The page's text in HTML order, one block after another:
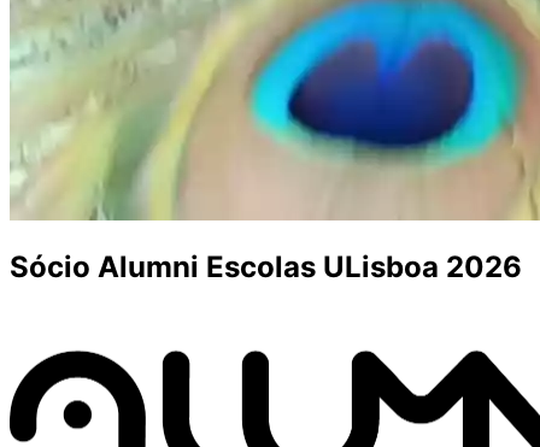
Sócio Alumni Escolas ULisboa 2026